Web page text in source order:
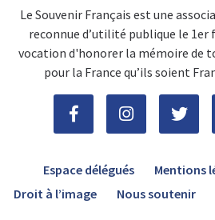
Le Souvenir Français est une
reconnue d’utilité publique le 1er
vocation d'honorer la mémoire de
pour la France qu’ils soient
Espace délégués Mentions
Droit à l’image
Nous soutenir